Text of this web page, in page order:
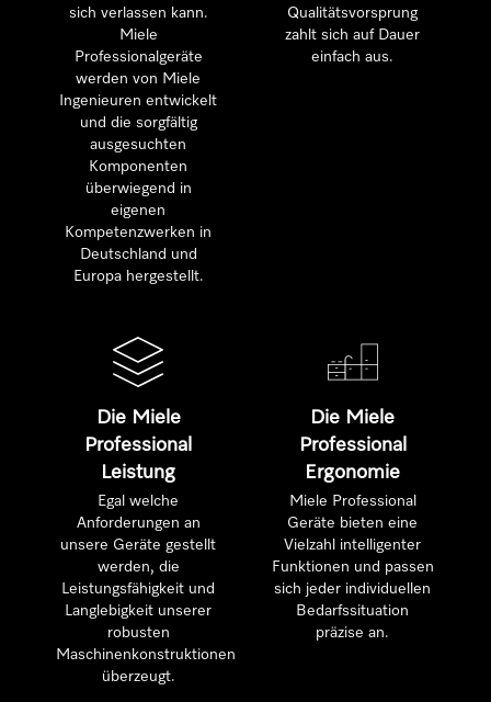
sich verlassen kann.
Miele
Professionalgeräte
werden von Miele
Ingenieuren entwickelt
und die sorgfältig
ausgesuchten
Komponenten
überwiegend in
eigenen
Kompetenzwerken in
Deutschland und
Europa hergestellt.
Qualitätsvorsprung
zahlt sich auf Dauer
einfach aus.
Die Miele
Professional
Leistung
Egal welche
Anforderungen an
unsere Geräte gestellt
werden, die
Leistungsfähigkeit und
Langlebigkeit unserer
robusten
Maschinenkonstruktionen
überzeugt.
Die Miele
Professional
Ergonomie
Miele Professional
Geräte bieten eine
Vielzahl intelligenter
Funktionen und passen
sich jeder individuellen
Bedarfssituation
präzise an.